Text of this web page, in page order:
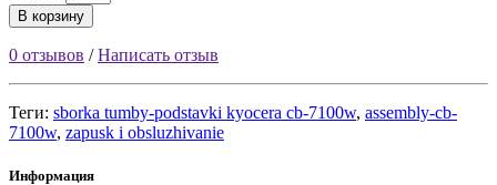
В корзину
0 отзывов /Написать отзыв
Теги: sborka tumby-podstavki kyocera cb-7100w, assembly-cb-
7100w, zapusk i obsluzhivanie
Информация